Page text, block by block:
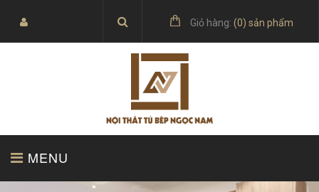
Giỏ hàng: (0) sản phẩm
MENU